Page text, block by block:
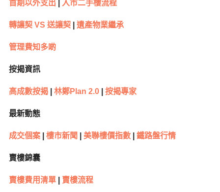
首期以外支出 入市二手樓流程
轉讓契 VS 送讓契 遺產物業繼承
管理費知多啲
按揭資訊
高成數按揭| 林鄭Plan 2.0| 按揭專家
最新動態
成交個案| 樓市新聞 美聯樓價指數| 鐵路盤行情
賣樓錦囊
賣樓費用清單| 賣樓流程